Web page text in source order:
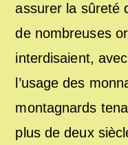
assurer la sûreté
de nombreuses
interdisaient,
l’usage des
montagnards
plus de deux